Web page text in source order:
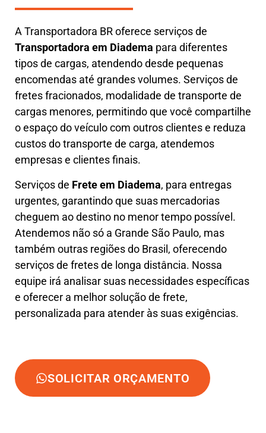
A Transportadora BR oferece serviços de
Transportadora em Diadema para diferentes
tipos de cargas, atendendo desde pequenas
encomendas até grandes volumes. Serviços de
fretes fracionados, modalidade de transporte de
cargas menores, permitindo que você compartilhe
o espaço do veículo com outros clientes e reduza
custos do transporte de carga, atendemos
empresas e clientes finais.
Serviços de Frete em Diadema, para entregas
urgentes, garantindo que suas mercadorias
cheguem ao destino no menor tempo possível.
Atendemos não só a Grande São Paulo, mas
também outras regiões do Brasil, oferecendo
serviços de fretes de longa distância. Nossa
equipe irá analisar suas necessidades específicas
e oferecer a melhor solução de frete,
personalizada para atender às suas exigências.
SOLICITAR ORÇAMENTO